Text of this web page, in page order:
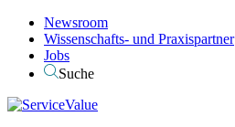
Newsroom
Wissenschafts- und Praxispartner
Jobs
Suche